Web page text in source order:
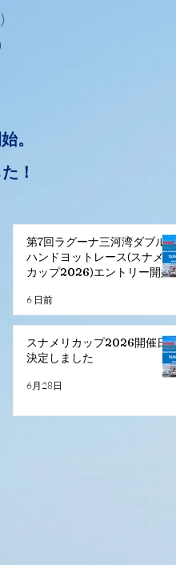
。
！
第7回ラグーナ三河湾ダブル
ハンドヨットレース(スナメリ
カップ2026)エントリー開始
6 日前
スナメリカップ2026開催日
決定しました
6月28日